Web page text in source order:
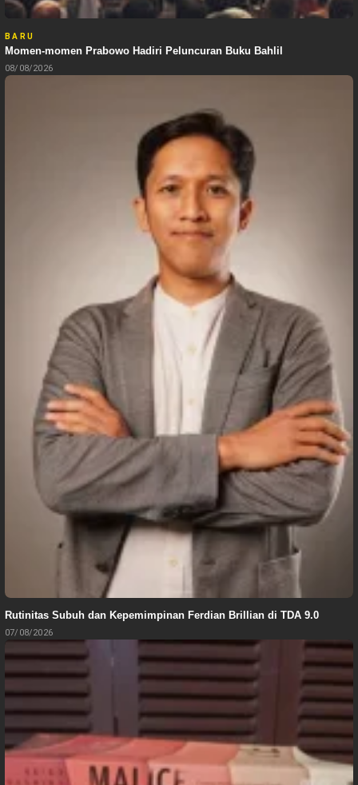
BARU
Momen-momen Prabowo Hadiri Peluncuran Buku Bahlil
08/08/2026
Rutinitas Subuh dan Kepemimpinan Ferdian Brillian di TDA 9.0
07/08/2026